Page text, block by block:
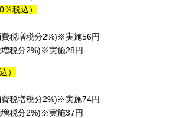
税込）
税増税分2%)※実施56円
税分2%)※実施28円
）
税増税分2%)※実施74円
税分2%)※実施37円